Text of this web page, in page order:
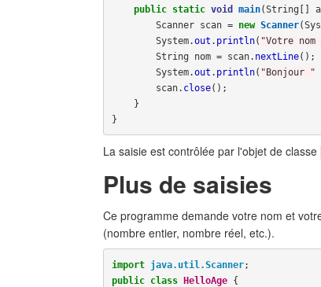
public static void main(String []
Scanner scan = new Scanner(
System.out . println( "Votre nom
String
nom = scan. nextLine();
System.out . println( "Bonjour "
scan. close();
}
}
La saisie est contrôlée par l'objet de classe
Plus de saisies
Ce programme demande votre nom et
(nombre entier, nombre réel, etc.).
import java.util.Scanner;
public class HelloAge {